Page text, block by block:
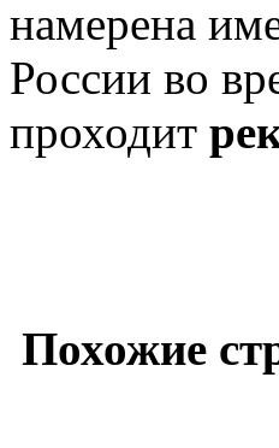
намерена
России во
проходит
Похожие